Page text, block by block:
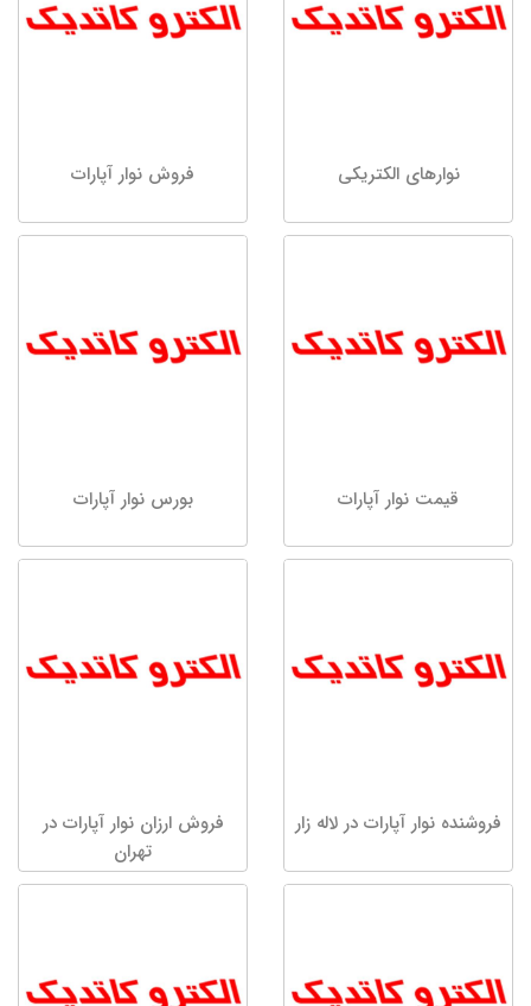
نوارهای الکتریکی فروش نوار آپارات
قیمت نوار آپارات بورس نوار آپارات
فروشنده نوار آپارات در لاله زار
فروش ارزان نوار آپارات در
تهران